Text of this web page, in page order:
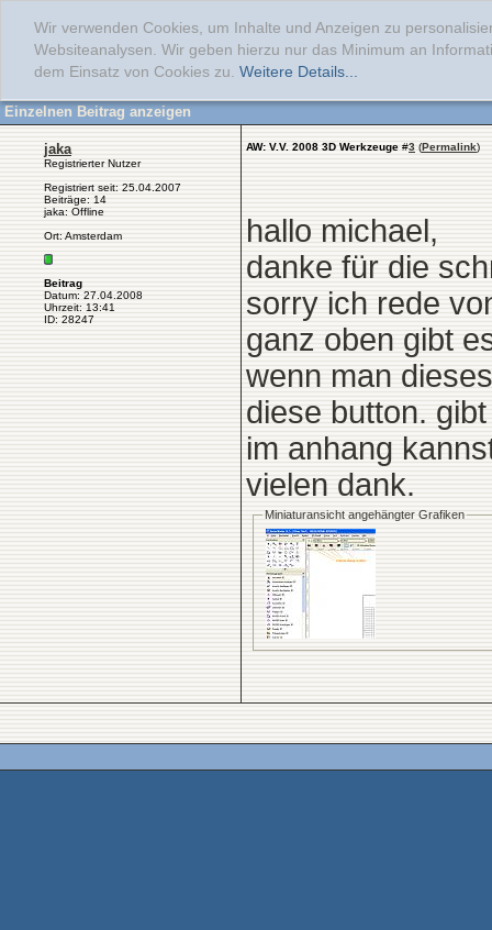
Wir verwenden Cookies, um Inhalte und Anzeigen zu
Websiteanalysen. Wir geben hierzu nur das Minimum an
dem Einsatz von Cookies zu. Weitere Details...
Einzelnen Beitrag anzeigen
jaka
Registrierter Nutzer
Registriert seit: 25.04.2007
Beiträge: 14
jaka: Offline
Ort: Amsterdam
Beitrag
Datum: 27.04.2008
Uhrzeit: 13:41
ID: 28247
AW: V.V. 2008 3D Werkzeuge #3 (Permalink)
hallo michael,
danke für die
sorry ich rede
ganz oben gibt
wenn man
diese button.
im anhang
vielen dank.
Miniaturansicht angehängter Grafiken